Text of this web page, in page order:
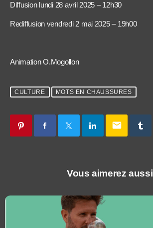
Diffusion lundi 28 avril 2025 – 12h30
Rediffusion vendredi 2 mai 2025 – 19h00
Animation O.Mogollon
CULTURE MOTS EN CHAUSSURES
email
Vous aimerez aussi